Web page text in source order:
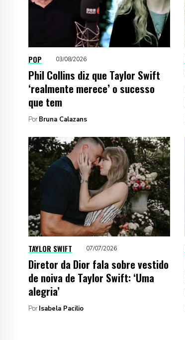
POP 03/08/2026
Phil Collins diz que Taylor Swift
‘realmente merece’ o sucesso
que tem
Por Bruna Calazans
TAYLOR SWIFT 07/07/2026
Diretor da Dior fala sobre vestido
de noiva de Taylor Swift: ‘Uma
alegria’
Por Isabela Pacilio